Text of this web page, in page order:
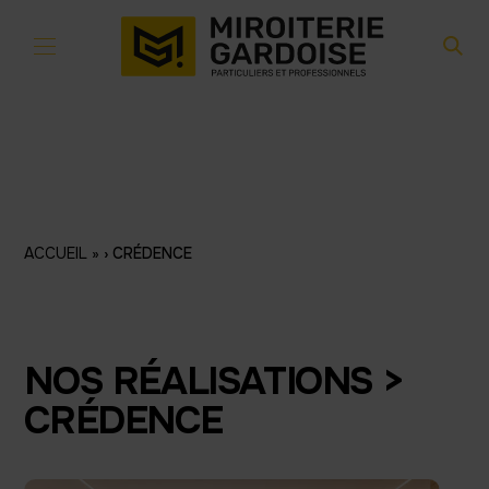
ACCUEIL » CRÉDENCE
NOS RÉALISATIONS >
CRÉDENCE